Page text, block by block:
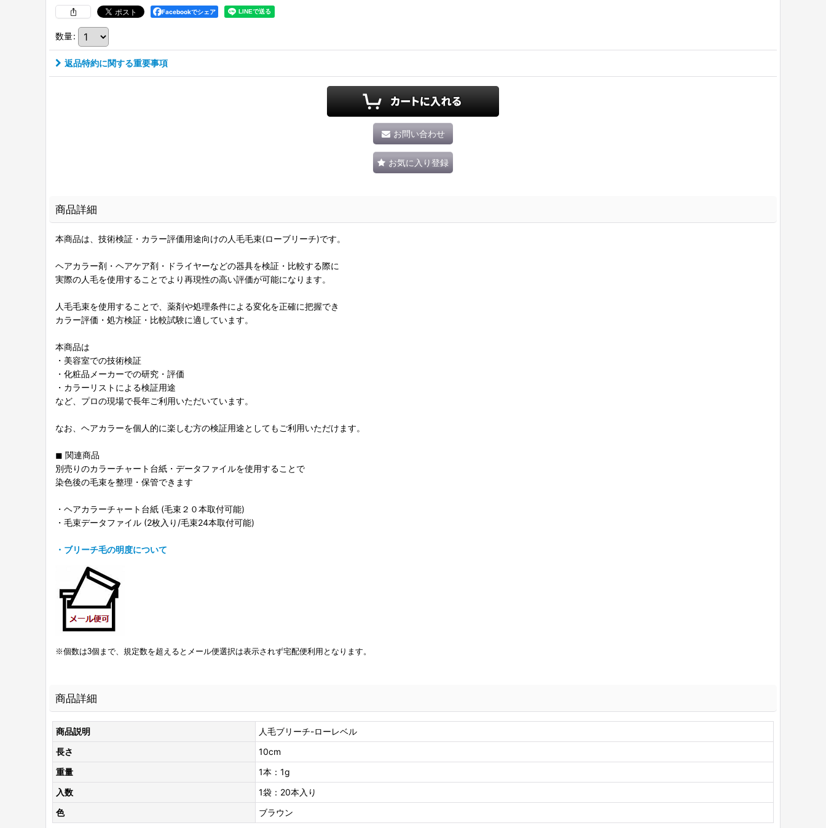
Facebookでシェア
数量:
返品特約に関する重要事項
お問い合わせ
お気に入り登録
商品詳細
本商品は、技術検証・カラー評価用途向けの人毛毛束(ローブリーチ)です。
ヘアカラー剤・ヘアケア剤・ドライヤーなどの器具を検証・比較する際に
実際の人毛を使用することでより再現性の高い評価が可能になります。
人毛毛束を使用することで、薬剤や処理条件による変化を正確に把握でき
カラー評価・処方検証・比較試験に適しています。
本商品は
・美容室での技術検証
・化粧品メーカーでの研究・評価
・カラーリストによる検証用途
など、プロの現場で長年ご利用いただいています。
なお、ヘアカラーを個人的に楽しむ方の検証用途としてもご利用いただけます。
◼︎ 関連商品
別売りのカラーチャート台紙・データファイルを使用することで
染色後の毛束を整理・保管できます
・ヘアカラーチャート台紙 (毛束２０本取付可能)
・毛束データファイル (2枚入り/毛束24本取付可能)
・ブリーチ毛の明度について
※個数は3個まで、規定数を超えるとメール便選択は表示されず宅配便利用となります。
商品詳細
商品説明
人毛ブリーチ-ローレベル
長さ
10cm
重量
1本：1g
入数
1袋：20本入り
色
ブラウン